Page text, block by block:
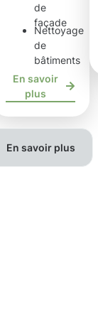
de
façade
Nettoyage
de
bâtiments
En savoir
plus
En savoir plus